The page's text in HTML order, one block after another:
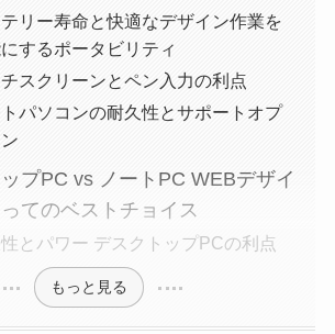
リー寿命と快適なデザイン作業を
するポータビリティ
スクリーンとペン入力の利点
トパソコンの耐久性とサポートオプ
プPC vs ノートPC WEBデザイ
てのベストチョイス
とパワー デスクトップPCの利点
もっと見る